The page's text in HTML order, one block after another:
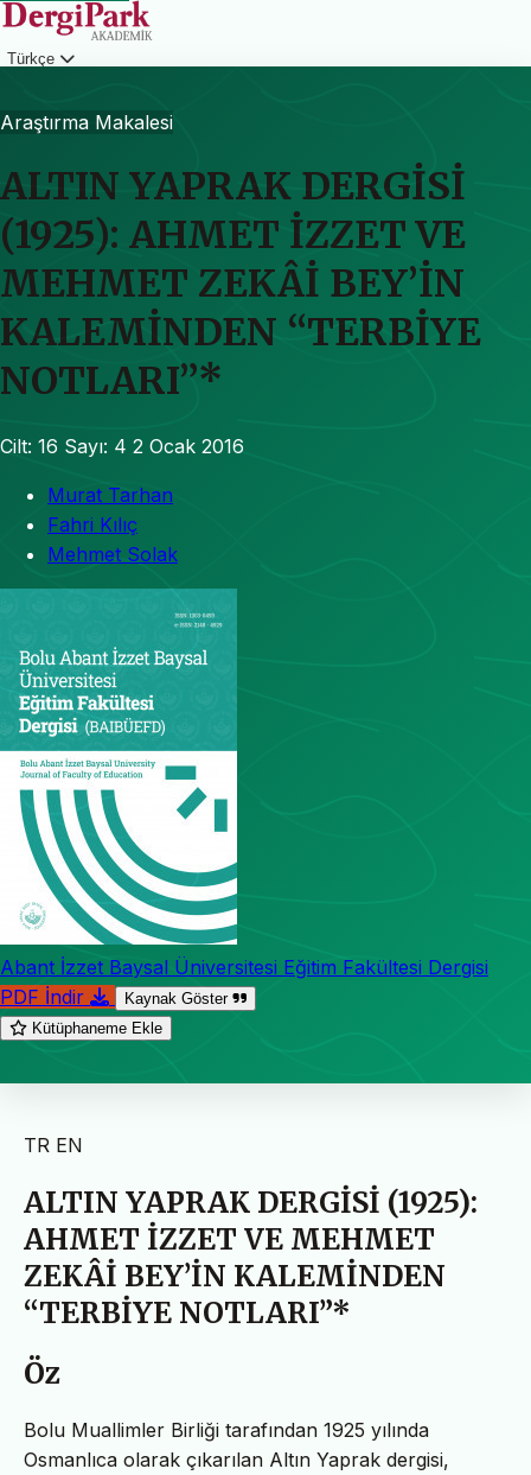
Türkçe
Araştırma Makalesi
ALTIN YAPRAK DERGİSİ
(1925): AHMET İZZET VE
MEHMET ZEKÂİ BEY’İN
KALEMİNDEN “TERBİYE
NOTLARI”*
Cilt: 16 Sayı: 4 2 Ocak 2016
Murat Tarhan
Fahri Kılıç
Mehmet Solak
Abant İzzet Baysal Üniversitesi Eğitim Fakültesi Dergisi
PDF İndir
Kaynak Göster
Kütüphaneme Ekle
TR EN
ALTIN YAPRAK DERGİSİ (1925):
AHMET İZZET VE MEHMET
ZEKÂİ BEY’İN KALEMİNDEN
“TERBİYE NOTLARI”*
Öz
Bolu Muallimler Birliği tarafından 1925 yılında
Osmanlıca olarak çıkarılan Altın Yaprak dergisi,